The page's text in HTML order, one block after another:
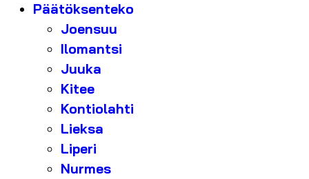
Päätöksenteko
Joensuu
Ilomantsi
Juuka
Kitee
Kontiolahti
Lieksa
Liperi
Nurmes